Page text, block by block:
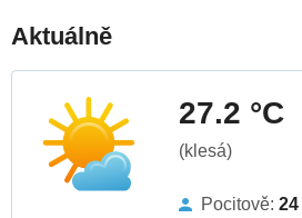
Aktuálně
27.2 °C
(klesá)
Pocitově: 24